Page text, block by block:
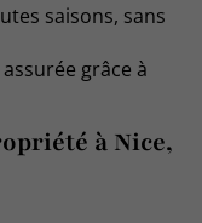
saisons, sans
grâce à
à Nice,